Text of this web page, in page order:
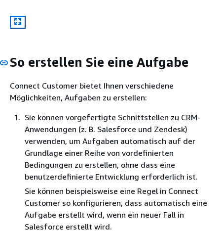
So erstellen Sie eine Aufgabe
Connect Customer bietet Ihnen verschiedene
Möglichkeiten, Aufgaben zu erstellen:
Sie können vorgefertigte Schnittstellen zu CRM-
Anwendungen (z. B. Salesforce und Zendesk)
verwenden, um Aufgaben automatisch auf der
Grundlage einer Reihe von vordefinierten
Bedingungen zu erstellen, ohne dass eine
benutzerdefinierte Entwicklung erforderlich ist.
Sie können beispielsweise eine Regel in Connect
Customer so konfigurieren, dass automatisch eine
Aufgabe erstellt wird, wenn ein neuer Fall in
Salesforce erstellt wird.